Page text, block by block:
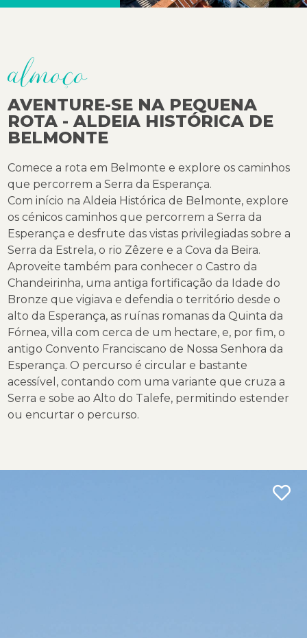
almoço
AVENTURE-SE NA PEQUENA
ROTA - ALDEIA HISTÓRICA DE
BELMONTE
Comece a rota em Belmonte e explore os caminhos
que percorrem a Serra da Esperança.
Com início na Aldeia Histórica de Belmonte, explore
os cénicos caminhos que percorrem a Serra da
Esperança e desfrute das vistas privilegiadas sobre a
Serra da Estrela, o rio Zêzere e a Cova da Beira.
Aproveite também para conhecer o Castro da
Chandeirinha, uma antiga fortificação da Idade do
Bronze que vigiava e defendia o território desde o
alto da Esperança, as ruínas romanas da Quinta da
Fórnea, villa com cerca de um hectare, e, por fim, o
antigo Convento Franciscano de Nossa Senhora da
Esperança. O percurso é circular e bastante
acessível, contando com uma variante que cruza a
Serra e sobe ao Alto do Talefe, permitindo estender
ou encurtar o percurso.